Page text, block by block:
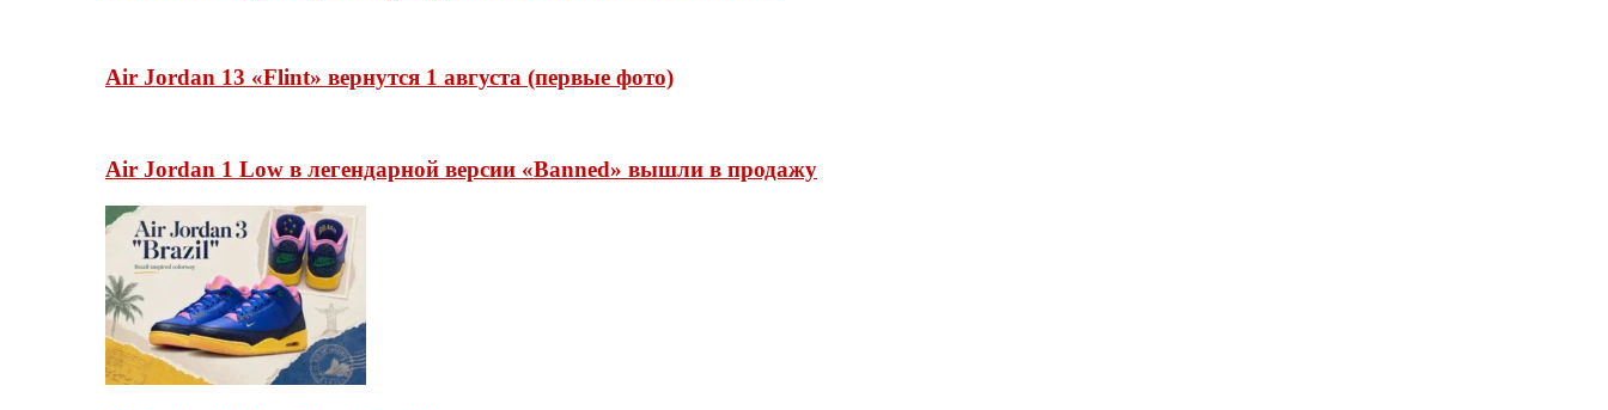
Air Jordan 13 «Flint» вернутся 1 августа (первые фото)
Air Jordan 1 Low в легендарной версии «Banned» вышли в продажу